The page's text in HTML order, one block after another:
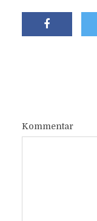
Kommentar